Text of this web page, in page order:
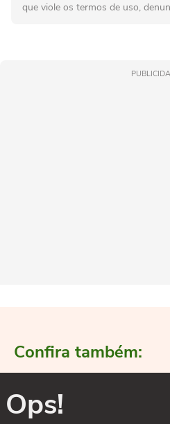
que viole os termos de uso,
Confira também:
Ops!